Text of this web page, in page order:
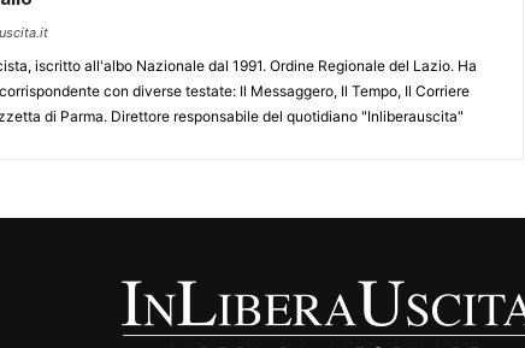
iscritto all'albo Nazionale dal 1991. Ordine Regionale del Lazio. Ha
con diverse testate: Il Messaggero, Il Tempo, Il Corriere
di Parma. Direttore responsabile del quotidiano "Inliberauscita"